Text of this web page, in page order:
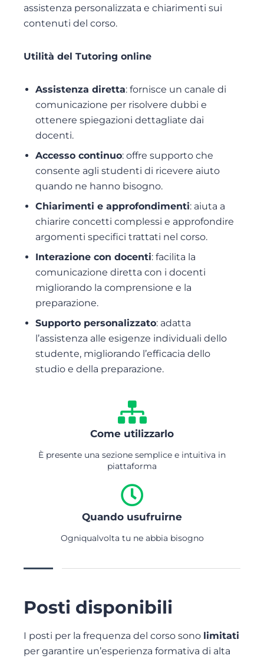
assistenza personalizzata e chiarimenti sui
contenuti del corso.
Utilità del Tutoring online
Assistenza diretta: fornisce un canale di
comunicazione per risolvere dubbi e
ottenere spiegazioni dettagliate dai
docenti.
Accesso continuo: offre supporto che
consente agli studenti di ricevere aiuto
quando ne hanno bisogno.
Chiarimenti e approfondimenti: aiuta a
chiarire concetti complessi e approfondire
argomenti specifici trattati nel corso.
Interazione con docenti: facilita la
comunicazione diretta con i docenti
migliorando la comprensione e la
preparazione.
Supporto personalizzato: adatta
l’assistenza alle esigenze individuali dello
studente, migliorando l’efficacia dello
studio e della preparazione.
Come utilizzarlo
È presente una sezione semplice e intuitiva in
piattaforma
Quando usufruirne
Ogniqualvolta tu ne abbia bisogno
Posti disponibili
I posti per la frequenza del corso sono limitati
per garantire un’esperienza formativa di alta